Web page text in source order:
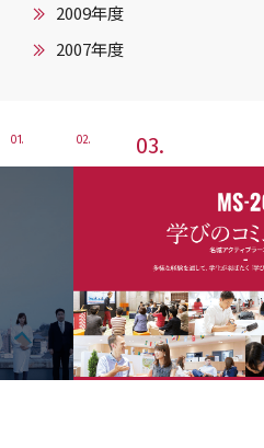
2009年度
2007年度
1 2 3